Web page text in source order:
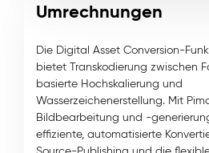
Umrechnungen
Die Digital Asset Conversion-
bietet Transkodierung zwischen
basierte Hochskalierung und
Wasserzeichenerstellung. Mit
Bildbearbeitung und -
effiziente, automatisierte